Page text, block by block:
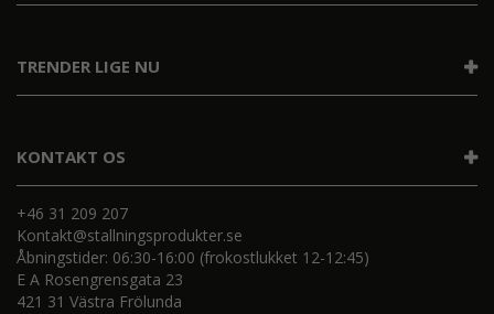
KONTAKT OS
+46 31 209 207
Kontakt@stallningsprodukter.se
Åbningstider: 06:30-16:00 (frokostlukket 12-12:45)
E A Rosengrensgata 23
421 31 Västra Frölunda
TRENDER LIGE NU